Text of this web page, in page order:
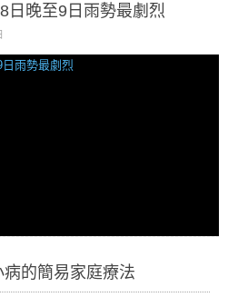
日晚至9日雨勢最劇烈
病的簡易家庭療法